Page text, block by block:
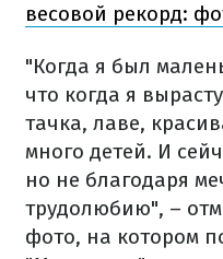
весовой рекорд:
"Когда я был
что когда я
тачка, лаве,
много детей. И
но не благодаря
трудолюбию", –
фото, на котором